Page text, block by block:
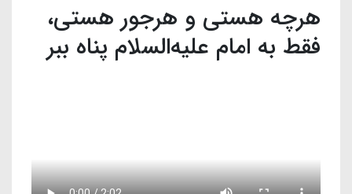
هرچه هستی و هرجور هستی،
فقط به امام علیه‌السلام پناه ببر